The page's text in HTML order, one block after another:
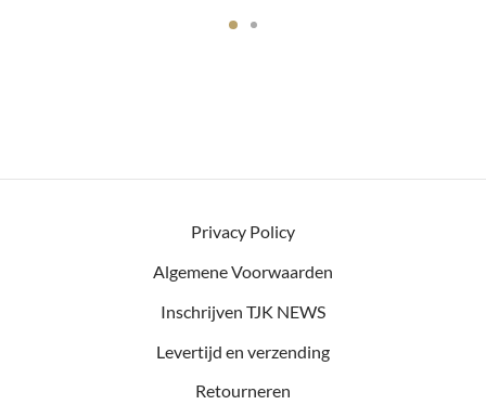
Privacy Policy
Algemene Voorwaarden
Inschrijven TJK NEWS
Levertijd en verzending
Retourneren